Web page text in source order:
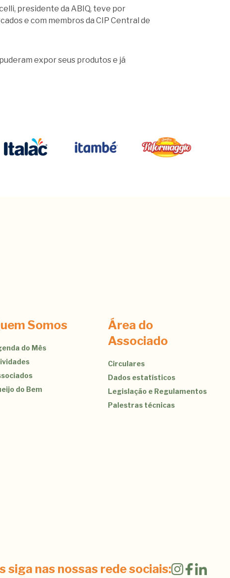
presidente da ABIQ, teve por
e com membros da CIP Central de
expor seus produtos e já
Somos
do Mês
do Bem
Área do
Associado
Circulares
Dados estatísticos
Legislação e Regulamentos
Palestras técnicas
siga nas nossas rede sociais: